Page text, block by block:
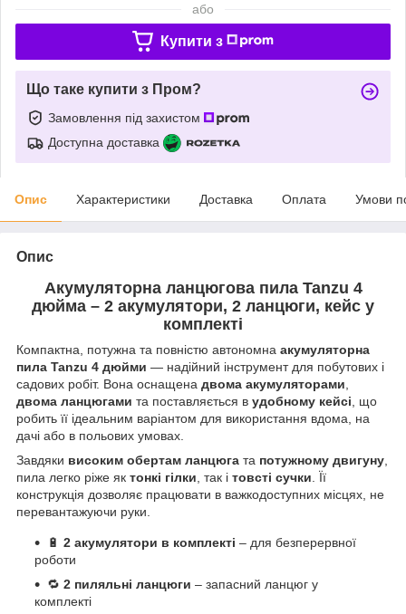
або
Купити з
Що таке купити з Пром?
Замовлення під захистом
Доступна доставка
Опис Характеристики Доставка Оплата Умови
Опис
Акумуляторна ланцюгова пила Tanzu 4
дюйма – 2 акумулятори, 2 ланцюги, кейс у
комплекті
Компактна, потужна та повністю автономна акумуляторна
пила Tanzu 4 дюйми — надійний інструмент для побутових і
садових робіт. Вона оснащена двома акумуляторами
двома ланцюгами та поставляється в удобному кейсі , що
робить її ідеальним варіантом для використання вдома, на
дачі або в польових умовах.
Завдяки високим обертам ланцюга та потужному двигуну
пила легко ріже як тонкі гілки , так і товсті сучки . Її
конструкція дозволяє працювати в важкодоступних місцях, не
перевантажуючи руки.
🔋 2 акумулятори в комплекті – для безперервної
роботи
🔁 2 пиляльні ланцюги – запасний ланцюг у
комплекті